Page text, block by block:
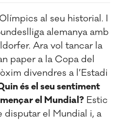
al seu historial. I
alemanya amb
Ara vol tancar la
paper a la Copa del
divendres a l’Estadi
és el seu sentiment
el Mundial? Estic
el Mundial i, a